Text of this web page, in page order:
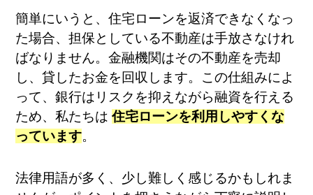
簡単にいうと、住宅ローンを返済できなくなっ
た場合、担保としている不動産は手放さなけれ
ばなりません。金融機関はその不動産を売却
し、貸したお金を回収します。この仕組みによ
って、銀行はリスクを抑えながら融資を行える
ため、私たちは住宅ローンを利用しやすくな
っています。
法律用語が多く、少し難しく感じるかもしれま